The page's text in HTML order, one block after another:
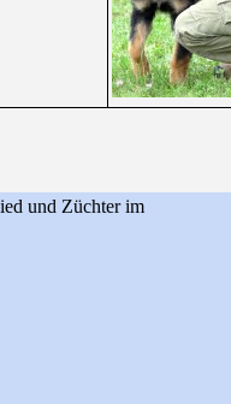
und Züchter im